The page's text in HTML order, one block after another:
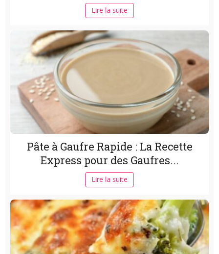
Lire la suite
Pâte à Gaufre Rapide : La Recette
Express pour des Gaufres...
Lire la suite